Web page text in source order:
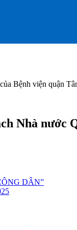
Bệnh viện quận
Nhà nước
DÂN”